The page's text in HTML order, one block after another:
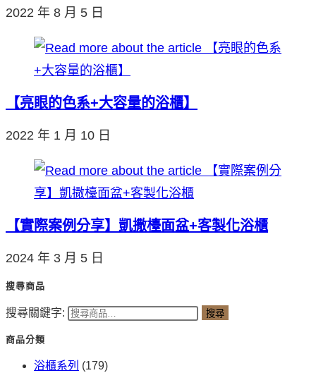
2022 年 8 月 5 日
【亮眼的色系+大容量的浴櫃】
2022 年 1 月 10 日
【實際案例分享】凱撒檯面盆+客製化浴櫃
2024 年 3 月 5 日
搜尋商品
搜尋關鍵字: 搜尋
商品分類
浴櫃系列 (179)